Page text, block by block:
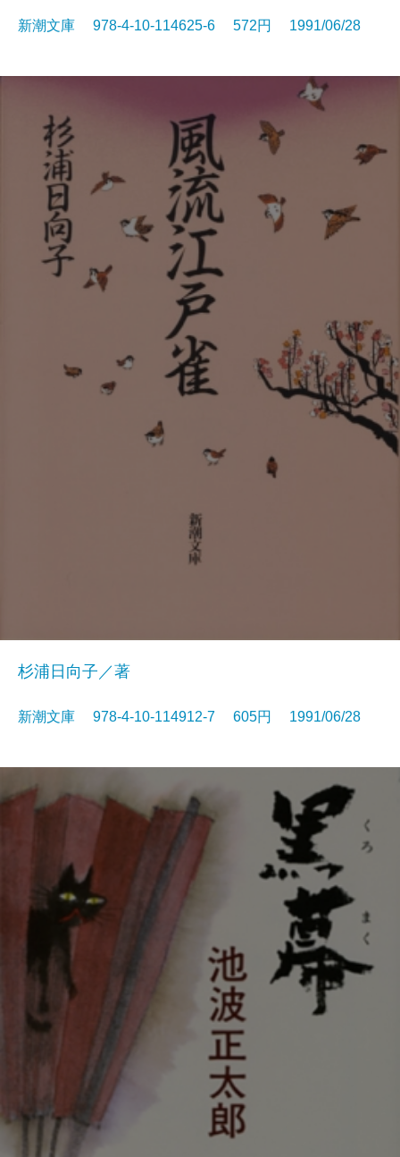
新潮文庫 978-4-10-114625-6 572円 1991/06/28
杉浦日向子／著
新潮文庫 978-4-10-114912-7 605円 1991/06/28